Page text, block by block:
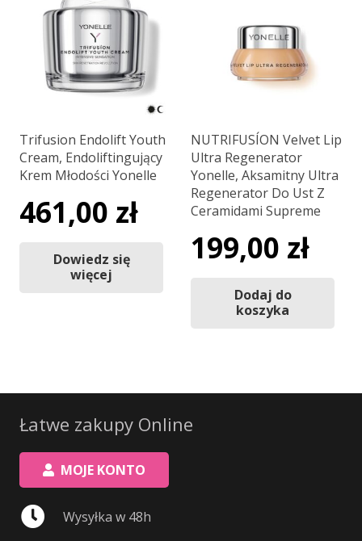
Trifusion Endolift Youth
Cream, Endoliftingujący
Krem Młodości Yonelle
461,00 zł
Dowiedz się
więcej
NUTRIFUSÍON Velvet Lip
Ultra Regenerator
Yonelle, Aksamitny Ultra
Regenerator Do Ust Z
Ceramidami Supreme
199,00 zł
Dodaj do
koszyka
Łatwe zakupy Online
MOJE KONTO
Wysyłka w 48h